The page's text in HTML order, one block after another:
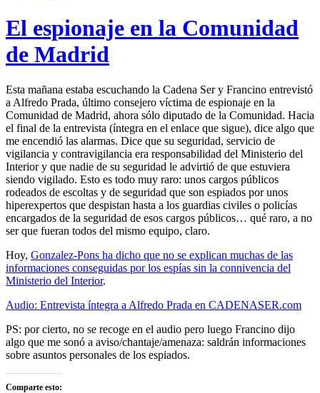
El espionaje en la Comunidad
de Madrid
Esta mañana estaba escuchando la Cadena Ser y Francino entrevistó
a Alfredo Prada, último consejero víctima de espionaje en la
Comunidad de Madrid, ahora sólo diputado de la Comunidad. Hacia
el final de la entrevista (íntegra en el enlace que sigue), dice algo que
me encendió las alarmas. Dice que su seguridad, servicio de
vigilancia y contravigilancia era responsabilidad del Ministerio del
Interior y que nadie de su seguridad le advirtió de que estuviera
siendo vigilado. Esto es todo muy raro: unos cargos públicos
rodeados de escoltas y de seguridad que son espiados por unos
hiperexpertos que despistan hasta a los guardias civiles o policías
encargados de la seguridad de esos cargos públicos… qué raro, a no
ser que fueran todos del mismo equipo, claro.
Hoy, Gonzalez-Pons ha dicho que no se explican muchas de las
informaciones conseguidas por los espías sin la connivencia del
Ministerio del Interior.
Audio: Entrevista íntegra a Alfredo Prada en CADENASER.com
PS: por cierto, no se recoge en el audio pero luego Francino dijo
algo que me sonó a aviso/chantaje/amenaza: saldrán informaciones
sobre asuntos personales de los espiados.
Comparte esto: